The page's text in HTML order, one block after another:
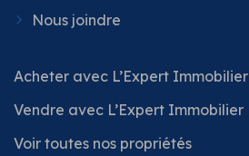
Nous joindre
Acheter avec L’Expert Immobilier
Vendre avec L’Expert Immobilier
Voir toutes nos propriétés